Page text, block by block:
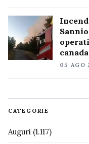
05 AGO
CATEGORIE
Auguri (1.117)